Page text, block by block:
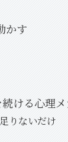
かす
ける心理
りないだけ